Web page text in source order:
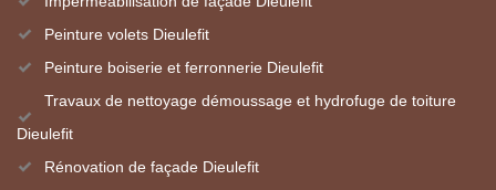
Peinture volets Dieulefit
Peinture boiserie et ferronnerie Dieulefit
Travaux de nettoyage démoussage et hydrofuge de toiture
Dieulefit
Rénovation de façade Dieulefit